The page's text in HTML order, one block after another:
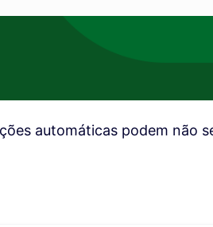
automáticas podem não